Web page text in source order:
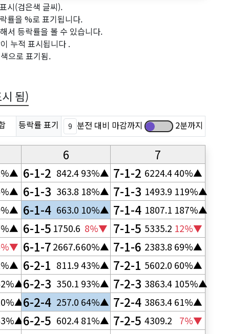
승한 배당률 표시(검은색 글씨).
률을 %로 표기됩니다.
서 등락률을 볼 수 있습니다.
누적 표시됩니다 .
으로 표기됨.
시 됨)
등락률 표기 분전 대비 마감까지 2분까지
6
7
6-1-2 842.4 93%▲ 7-1-2 6224.440%▲
6-1-3 363.8 18%▲ 7-1-3 1493.9 119%▲
6-1-4 663.0 10%▲ 7-1-4 1807.1 187%▲
6-1-5 1750.6 8%▼ 7-1-5 5335.2 12%▼
6-1-7 2667.660%▲ 7-1-6 2383.8 69%▲
6-2-1 811.9 43%▲ 7-2-1 5602.0 60%▲
6-2-3 350.1 93%▲ 7-2-3 3863.4 105%▲
6-2-4 257.0 64%▲ 7-2-4 3863.4 61%▲
6-2-5 602.4 81%▲ 7-2-5 4309.2 7%▼